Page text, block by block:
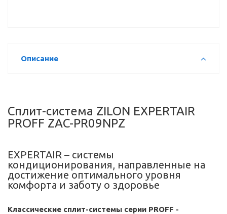
Описание
Сплит-система ZILON EXPERTAIR
PROFF ZAC-PR09NPZ
EXPERTAIR – системы
кондиционирования, направленные на
достижение оптимального уровня
комфорта и заботу о здоровье
Классические сплит-системы серии PROFF -